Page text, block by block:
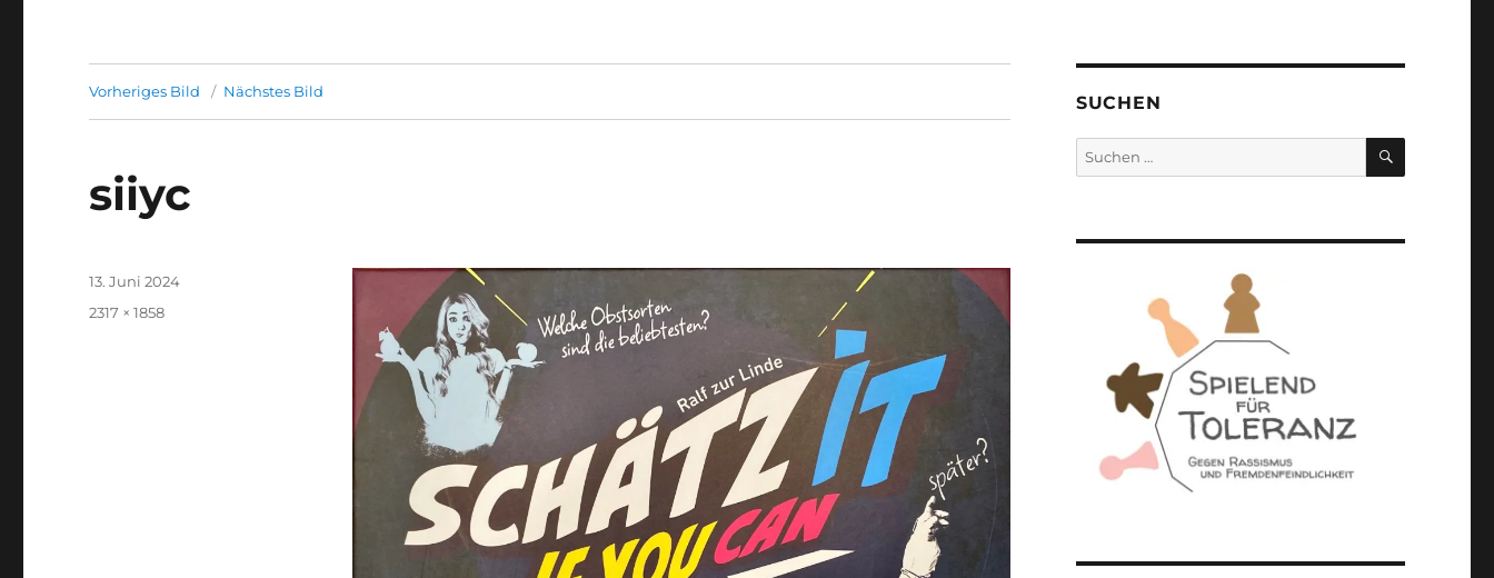
Vorheriges Bild Nächstes Bild
siiyc
Veröffentlicht
am
13. Juni 2024
Originalgröße
2317 × 1858
SUCHEN
Suchen
nach:
SUCHEN